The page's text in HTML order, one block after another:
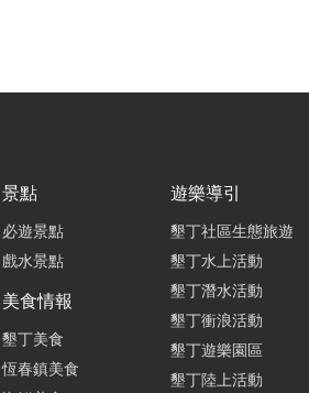
景點
必遊景點
戲水景點
美食情報
墾丁美食
恆春鎮美食
遊樂導引
墾丁社區生態旅遊
墾丁水上活動
墾丁潛水活動
墾丁衝浪活動
墾丁遊樂園區
墾丁陸上活動